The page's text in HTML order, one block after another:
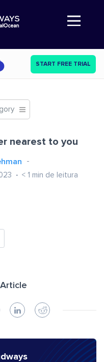
Abre a navegação
START FREE TRIAL
nearest to you
< 1 min de leitura